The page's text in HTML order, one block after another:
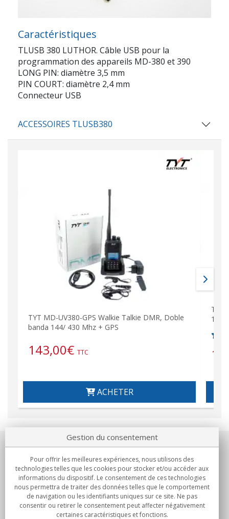
Caractéristiques
TLUSB 380 LUTHOR. Câble USB pour la
programmation des appareils MD-380 et 390
LONG PIN: diamètre 3,5 mm
PIN COURT: diamètre 2,4 mm
Connecteur USB
ACCESSOIRES TLUSB380
TYT MD-UV380-GPS Walkie Talkie DMR, Doble
banda 144/ 430 Mhz + GPS
143,00€ TTC
ACHETER
TYT
144/
Notre société
Engagements
Achats
Gestion du consentement
Pour offrir les meilleures expériences, nous utilisons des
technologies telles que les cookies pour stocker et/ou accéder aux
informations du dispositif. Le consentement de ces technologies
nous permettra de traiter des données telles que le comportement
de navigation ou les identifiants uniques sur ce site. Ne pas
consentir ou retirer le consentement peut affecter négativement
certaines caractéristiques et fonctions.